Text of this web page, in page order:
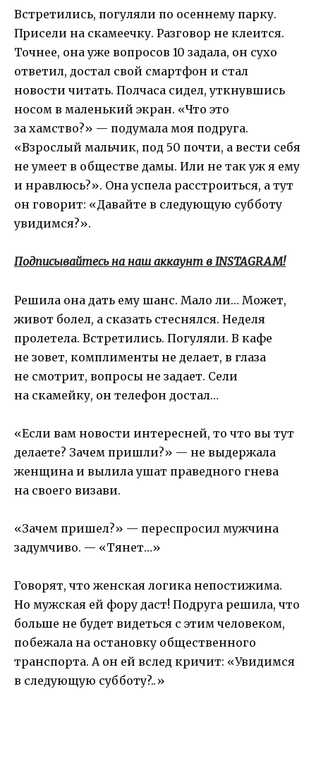
Встретились, погуляли по осеннему парку.
Присели на скамеечку. Разговор не клеится.
Точнее, она уже вопросов 10 задала, он сухо
ответил, достал свой смартфон и стал
новости читать. Полчаса сидел, уткнувшись
носом в маленький экран. «Что это
за хамство?» — подумала моя подруга.
«Взрослый мальчик, под 50 почти, а вести себя
не умеет в обществе дамы. Или не так уж я ему
и нравлюсь?». Она успела расстроиться, а тут
он говорит: «Давайте в следующую субботу
увидимся?».
Подписывайтесь на наш аккаунт в INSTAGRAM!
Решила она дать ему шанс. Мало ли… Может,
живот болел, а сказать стеснялся. Неделя
пролетела. Встретились. Погуляли. В кафе
не зовет, комплименты не делает, в глаза
не смотрит, вопросы не задает. Сели
на скамейку, он телефон достал…
«Если вам новости интересней, то что вы тут
делаете? Зачем пришли?» — не выдержала
женщина и вылила ушат праведного гнева
на своего визави.
«Зачем пришел?» — переспросил мужчина
задумчиво. — «Тянет…»
Говорят, что женская логика непостижима.
Но мужская ей фору даст! Подруга решила, что
больше не будет видеться с этим человеком,
побежала на остановку общественного
транспорта. А он ей вслед кричит: «Увидимся
в следующую субботу?..»